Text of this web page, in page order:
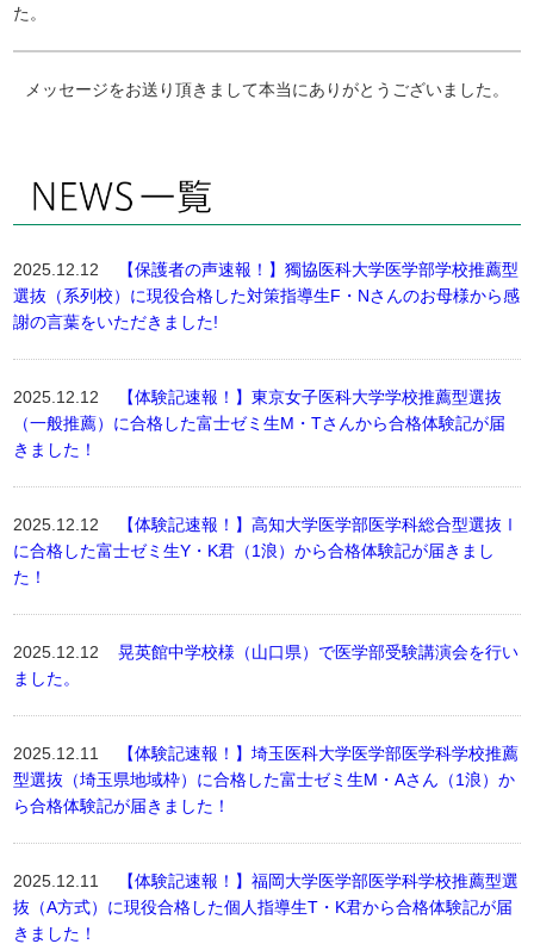
た。
メッセージをお送り頂きまして本当にありがとうございました。
2025.12.12
【保護者の声速報！】獨協医科大学医学部学校推薦型
選抜（系列校）に現役合格した対策指導生F・Nさんのお母様から感
謝の言葉をいただきました!
2025.12.12
【体験記速報！】東京女子医科大学学校推薦型選抜
（一般推薦）に合格した富士ゼミ生M・Tさんから合格体験記が届
きました！
2025.12.12
【体験記速報！】高知大学医学部医学科総合型選抜Ⅰ
に合格した富士ゼミ生Y・K君（1浪）から合格体験記が届きまし
た！
2025.12.12晃英館中学校様（山口県）で医学部受験講演会を行い
ました。
2025.12.11
【体験記速報！】埼玉医科大学医学部医学科学校推薦
型選抜（埼玉県地域枠）に合格した富士ゼミ生M・Aさん（1浪）か
ら合格体験記が届きました！
2025.12.11
【体験記速報！】福岡大学医学部医学科学校推薦型選
抜（A方式）に現役合格した個人指導生T・K君から合格体験記が届
きました！